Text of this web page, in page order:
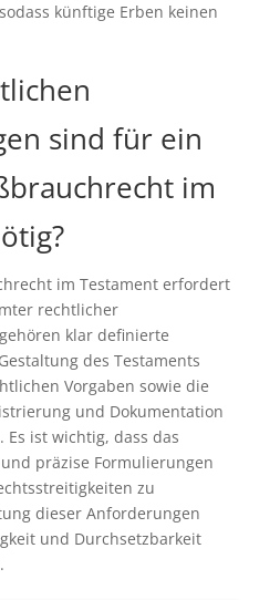
künftige Erben keinen
sind für ein
im
im Testament erfordert
rechtlicher
klar definierte
des Testaments
Vorgaben sowie die
und Dokumentation
ist wichtig, dass das
präzise Formulierungen
zu
dieser Anforderungen
und Durchsetzbarkeit